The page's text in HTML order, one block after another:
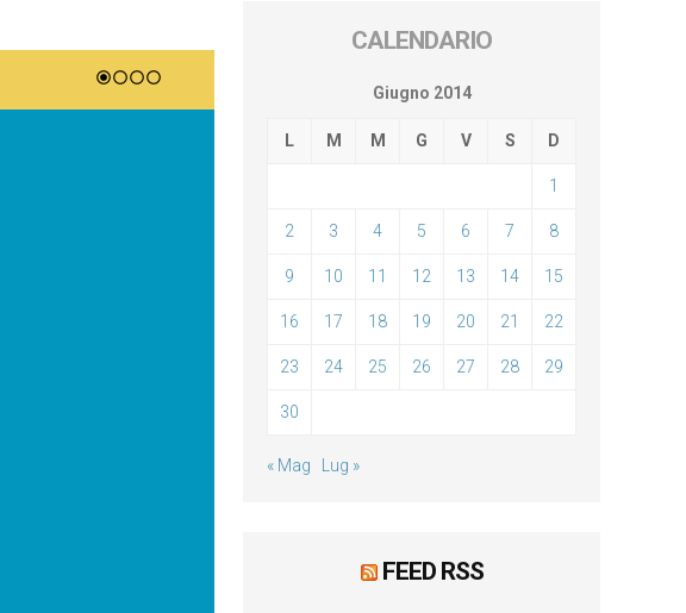
CALENDARIO
Giugno 2014
L M M G V S D
1
2 3 4 5 6 7 8
9 10 11 12 13 14 15
16 17 18 19 20 21 22
23 24 25 26 27 28 29
30
« Mag Lug »
FEED RSS